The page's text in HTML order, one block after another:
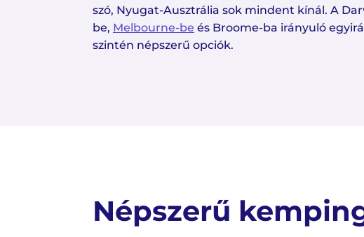
szó, Nyugat-Ausztrália sok mindent kínál. A
be, Melbourne-be és Broome-ba irányuló
szintén népszerű opciók.
Népszerű